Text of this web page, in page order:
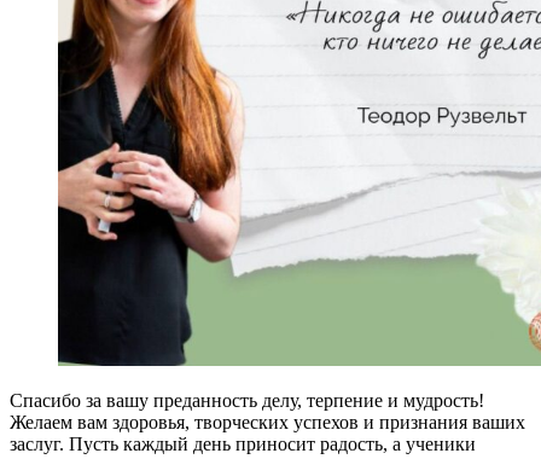
Спасибо за вашу преданность делу, терпение и мудрость!
Желаем вам здоровья, творческих успехов и признания ваших
заслуг. Пусть каждый день приносит радость, а ученики